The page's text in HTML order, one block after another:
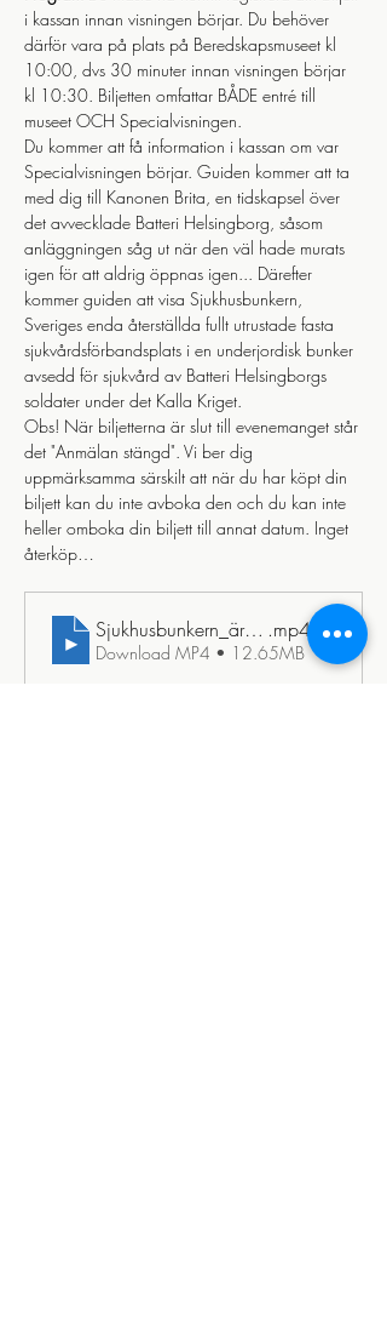
i kassan innan visningen börjar. Du behöver
därför vara på plats på Beredskapsmuseet kl
10:00, dvs 30 minuter innan visningen börjar
kl 10:30. Biljetten omfattar BÅDE entré till
museet OCH Specialvisningen.
Du kommer att få information i kassan om var
Specialvisningen börjar. Guiden kommer att ta
med dig till Kanonen Brita, en tidskapsel över
det avvecklade Batteri Helsingborg, såsom
anläggningen såg ut när den väl hade murats
igen för att aldrig öppnas igen... Därefter
kommer guiden att visa Sjukhusbunkern,
Sveriges enda återställda fullt utrustade fasta
sjukvårdsförbandsplats i en underjordisk bunker
avsedd för sjukvård av Batteri Helsingborgs
soldater under det Kalla Kriget.
Obs! När biljetterna är slut till evenemanget står
det "Anmälan stängd". Vi ber dig
uppmärksamma särskilt att när du har köpt din
biljett kan du inte avboka den och du kan inte
heller omboka din biljett till annat datum. Inget
återköp…
.mp4
Download MP4 • 12.65MB